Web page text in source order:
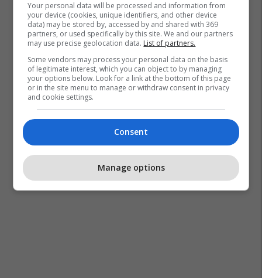
Youtube
Your personal data will be processed and information from
your device (cookies, unique identifiers, and other device
data) may be stored by, accessed by and shared with 369
partners, or used specifically by this site. We and our partners
may use precise geolocation data. List of partners.
Some vendors may process your personal data on the basis
of legitimate interest, which you can object to by managing
your options below. Look for a link at the bottom of this page
or in the site menu to manage or withdraw consent in privacy
and cookie settings.
Consent
Manage options